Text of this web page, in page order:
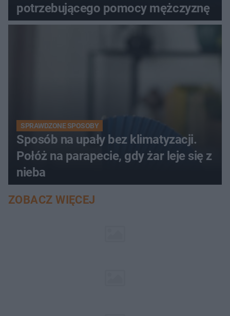
potrzebującego pomocy mężczyznę
SPRAWDZONE SPOSOBY
Sposób na upały bez klimatyzacji.
Połóż na parapecie, gdy żar leje się z
nieba
ZOBACZ WIĘCEJ